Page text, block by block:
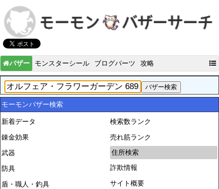
バザー モンスターシール ブログパーツ 攻略
モーモンバザー検索
新着データ
錬金効果
武器
防具
盾・職人・釣具
検索数ランク
売れ筋ランク
住所検索
詐欺情報
サイト概要